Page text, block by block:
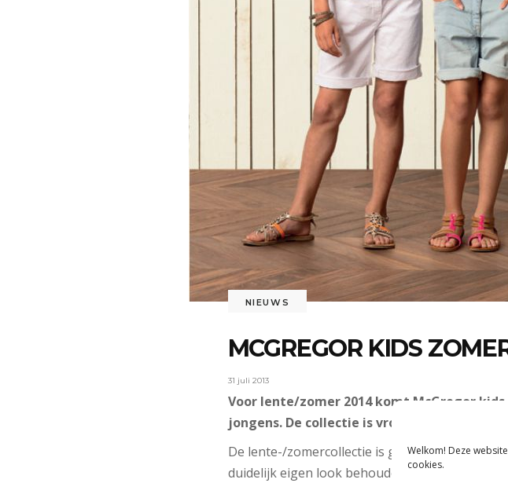
Welkom! Deze
cookies.
NIEUWS
MCGREGOR KIDS
31 juli 2013
Voor lente/zomer 2014 komt McGregor
jongens. De collectie is vrolijk, met een
De lente-/zomercollectie is geïnspireerd door
duidelijk eigen look behouden. Krachtige